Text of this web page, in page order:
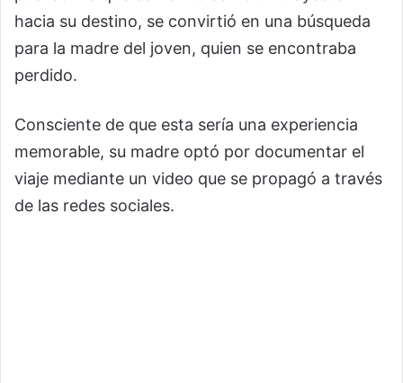
hacia su destino, se convirtió en una búsqueda
para la madre del joven, quien se encontraba
perdido.
Consciente de que esta sería una experiencia
memorable, su madre optó por documentar el
viaje mediante un video que se propagó a través
de las redes sociales.